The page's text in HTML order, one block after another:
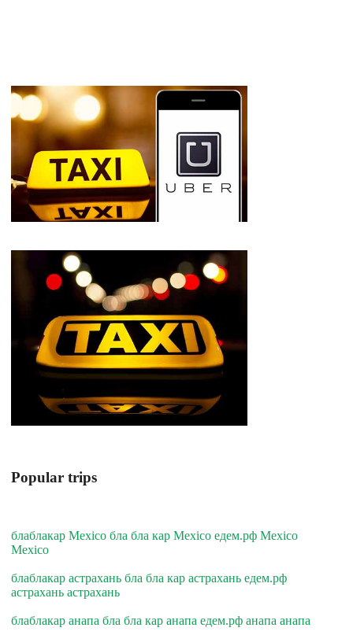
Popular trips
блаблакар Mexico бла бла кар Mexico едем.рф Mexico
Mexico
блаблакар астрахань бла бла кар астрахань едем.рф
астрахань астрахань
блаблакар анапа бла бла кар анапа едем.рф анапа анапа